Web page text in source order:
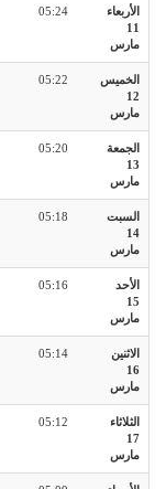
الأربعاء
11
مارس
05:24
الخميس
12
مارس
05:22
الجمعة
13
مارس
05:20
السبت
14
مارس
05:18
الأحد
15
مارس
05:16
الاثنين
16
مارس
05:14
الثلاثاء
17
مارس
05:12